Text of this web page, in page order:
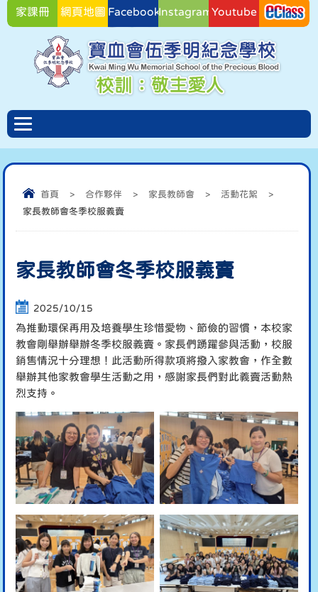
家課冊 網頁地圖 FacebookInstagramYoutube
首頁 > 合作夥伴 > 家長教師會 > 活動花絮
>
家長教師會冬季校服義賣
家長教師會冬季校服義賣
2025/10/15
為推動環保再用及培養學生珍惜愛物、節儉的習慣，本校家
教會剛舉辦舉辦冬季校服義賣。家長們踴躍參與活動，校服
銷售情況十分理想！此活動所得款項將撥入家教會，作全數
舉辦其他家教會學生活動之用，感謝家長們對此義賣活動熱
烈支持。